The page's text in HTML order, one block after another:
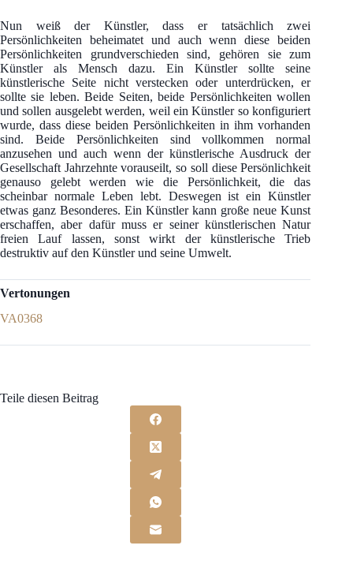
Nun weiß der Künstler, dass er tatsächlich zwei
Persönlichkeiten beheimatet und auch wenn diese beiden
Persönlichkeiten grundverschieden sind, gehören sie zum
Künstler als Mensch dazu. Ein Künstler sollte seine
künstlerische Seite nicht verstecken oder unterdrücken, er
sollte sie leben. Beide Seiten, beide Persönlichkeiten wollen
und sollen ausgelebt werden, weil ein Künstler so konfiguriert
wurde, dass diese beiden Persönlichkeiten in ihm vorhanden
sind. Beide Persönlichkeiten sind vollkommen normal
anzusehen und auch wenn der künstlerische Ausdruck der
Gesellschaft Jahrzehnte vorauseilt, so soll diese Persönlichkeit
genauso gelebt werden wie die Persönlichkeit, die das
scheinbar normale Leben lebt. Deswegen ist ein Künstler
etwas ganz Besonderes. Ein Künstler kann große neue Kunst
erschaffen, aber dafür muss er seiner künstlerischen Natur
freien Lauf lassen, sonst wirkt der künstlerische Trieb
destruktiv auf den Künstler und seine Umwelt.
Vertonungen
VA0368
Teile diesen Beitrag